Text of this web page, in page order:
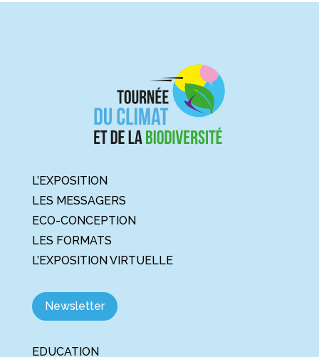
L’EXPOSITION
LES MESSAGERS
ECO-CONCEPTION
LES FORMATS
L’EXPOSITION VIRTUELLE
Newsletter
EDUCATION